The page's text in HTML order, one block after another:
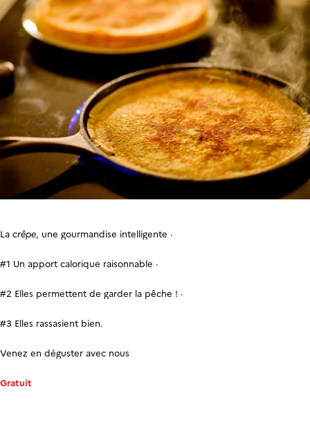
La crêpe, une gourmandise intelligente ·
#1 Un apport calorique raisonnable ·
#2 Elles permettent de garder la pêche ! ·
#3 Elles rassasient bien.
Venez en déguster avec nous
Gratuit